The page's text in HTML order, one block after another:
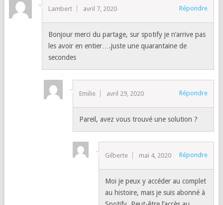
Lambert avril 7, 2020 Répondre
Bonjour merci du partage, sur spotify je n’arrive pas
les avoir en entier….juste une quarantaine de
secondes
Emilie avril 29, 2020 Répondre
Pareil, avez vous trouvé une solution ?
Gilberte mai 4, 2020 Répondre
Moi je peux y accéder au complet
au histoire, mais je suis abonné à